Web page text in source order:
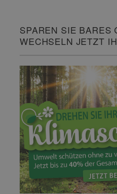
SPAREN SIE BARES
WECHSELN JETZT